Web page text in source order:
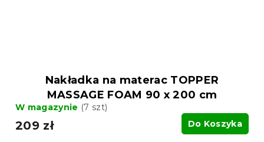
Nakładka na materac TOPPER
MASSAGE FOAM 90 x 200 cm
W magazynie (7 szt)
209 zł Do Koszyka